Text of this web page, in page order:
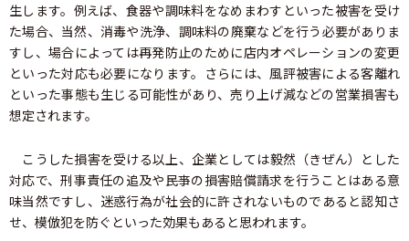
生します。例えば、食器や調味料をなめまわすといった被害を受け
た場合、当然、消毒や洗浄、調味料の廃棄などを行う必要がありま
すし、場合によっては再発防止のために店内オペレーションの変更
といった対応も必要になります。さらには、風評被害による客離れ
といった事態も生じる可能性があり、売り上げ減などの営業損害も
想定されます。
こうした損害を受ける以上、企業としては毅然（きぜん）とした
対応で、刑事責任の追及や民亊の損害賠償請求を行うことはある意
味当然ですし、迷惑行為が社会的に許されないものであると認知さ
せ、模倣犯を防ぐといった効果もあると思われます。